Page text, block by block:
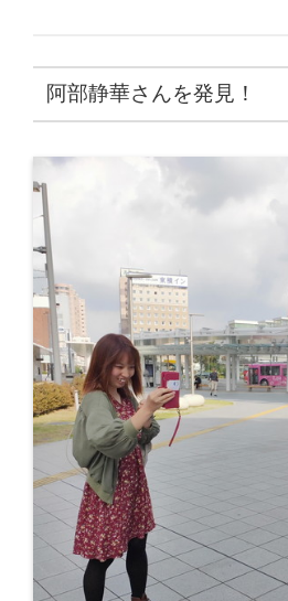
阿部静華さんを発見！